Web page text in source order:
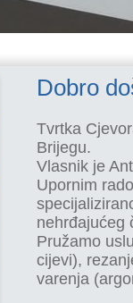
Dobro
Tvrtka
Brijegu.
Vlasnik je
Upornim
nehrđajućeg
Pružamo
cijevi),
varenja